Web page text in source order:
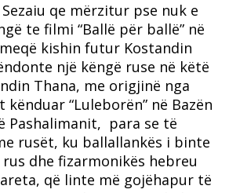
qe mërzitur pse nuk e
te filmi “Ballë për ballë” në
kishin futur Kostandin
një këngë ruse në këtë
Thana, me origjinë nga
kënduar “Luleborën” në Bazën
Pashalimanit, para se të
rusët, ku ballallankës i binte
dhe fizarmonikës hebreu
që linte më gojëhapur të